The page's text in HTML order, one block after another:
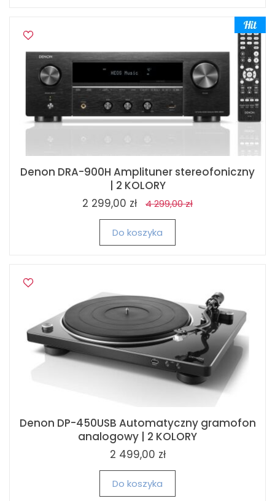
Denon DRA-900H Amplituner stereofoniczny
| 2 KOLORY
2 299,00 zł
4 299,00 zł
Do koszyka
Denon DP-450USB Automatyczny gramofon
analogowy | 2 KOLORY
2 499,00 zł
Do koszyka